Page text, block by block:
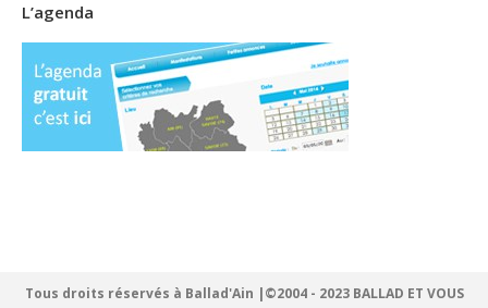
L’agenda
Tous droits réservés à Ballad'Ain |©2004 - 2023 BALLAD ET VOUS